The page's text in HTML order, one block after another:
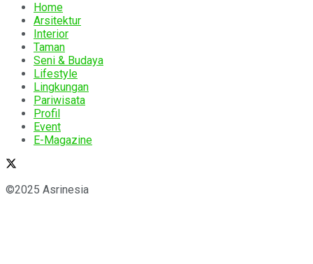
Home
Arsitektur
Interior
Taman
Seni & Budaya
Lifestyle
Lingkungan
Pariwisata
Profil
Event
E-Magazine
©2025 Asrinesia